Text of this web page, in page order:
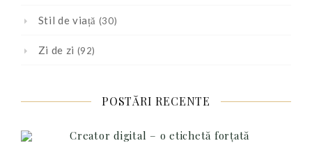
Stil de viață (30)
Zi de zi (92)
POSTĂRI RECENTE
Creator digital – o etichetă forțată